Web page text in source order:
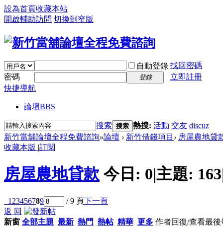
設為首頁收藏本站
開啟輔助訪問 切換到窄版
自動登錄 找回密碼
密碼
登錄
立即註冊
快捷導航
論壇BBS
搜索 搜索 熱搜: 活動 交友 discuz
新竹當舖論壇全程免費諮詢»論壇 › 新竹借錢項目 › 房屋農地貸
收藏本版 |訂閱
房屋農地貸款 今日: 0|主題: 163
1 23456789 / 9 頁下一頁
返 回
新窗 全部主題 最新 熱門 熱帖 精華 更多 作者回復/查看最後